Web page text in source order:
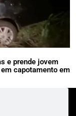
e prende jovem
capotamento em